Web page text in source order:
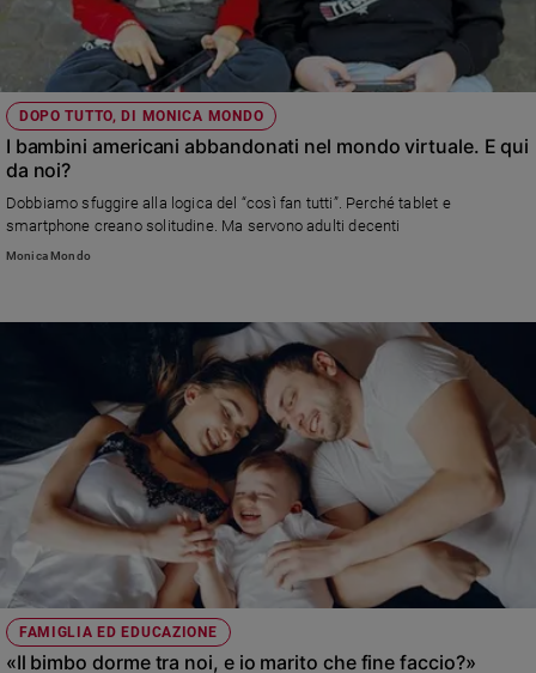
DOPO TUTTO, DI MONICA MONDO
I bambini americani abbandonati nel mondo virtuale. E qui
da noi?
Dobbiamo sfuggire alla logica del “così fan tutti”. Perché tablet e
smartphone creano solitudine. Ma servono adulti decenti
Monica Mondo
FAMIGLIA ED EDUCAZIONE
«Il bimbo dorme tra noi, e io marito che fine faccio?»